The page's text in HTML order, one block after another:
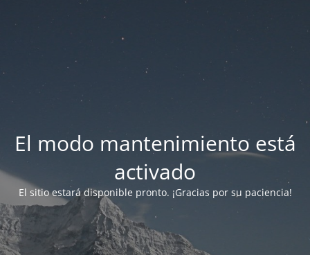
El modo mantenimiento está
activado
El sitio estará disponible pronto. ¡Gracias por su paciencia!